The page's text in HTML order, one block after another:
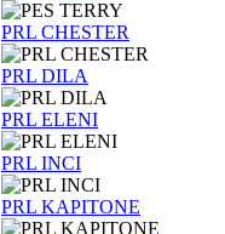
PRL CHESTER
PRL DILA
PRL ELENI
PRL INCI
PRL KAPITONE